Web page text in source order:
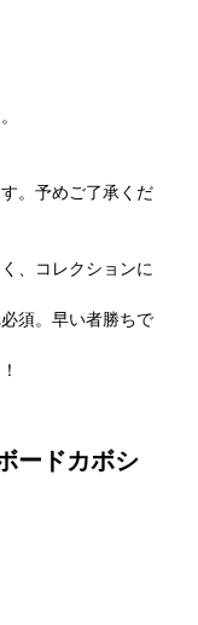
。予めご了承くだ
、コレクションに
須。早い者勝ちで
ードカボシ